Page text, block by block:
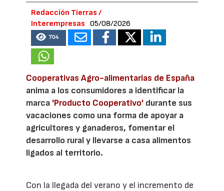
Redacción Tierras /
Interempresas
05/08/2026
704
Cooperativas Agro-alimentarias de España
anima a los consumidores a identificar la
marca 'Producto Cooperativo' durante sus
vacaciones como una forma de apoyar a
agricultores y ganaderos, fomentar el
desarrollo rural y llevarse a casa alimentos
ligados al territorio.
Con la llegada del verano y el incremento de